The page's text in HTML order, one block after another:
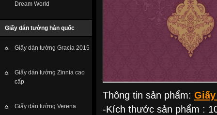
Dream World
Giấy dán tường hàn quốc
Giấy dán tường Gracia 2015
Giấy dán tường Zinnia cao
cấp
Giấy dán tường Verena
Thông tin sản phẩm:
-Kích thước sản phẩm :